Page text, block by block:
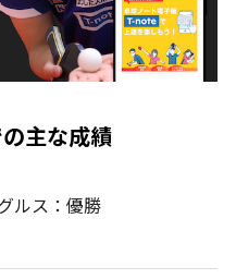
主な成績
ルス：優勝